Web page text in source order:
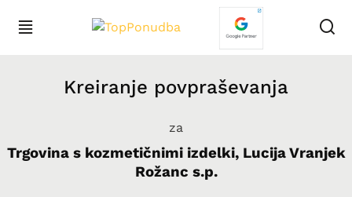
Kreiranje povpraševanja
za
Trgovina s kozmetičnimi izdelki, Lucija Vranjek
Rožanc s.p.